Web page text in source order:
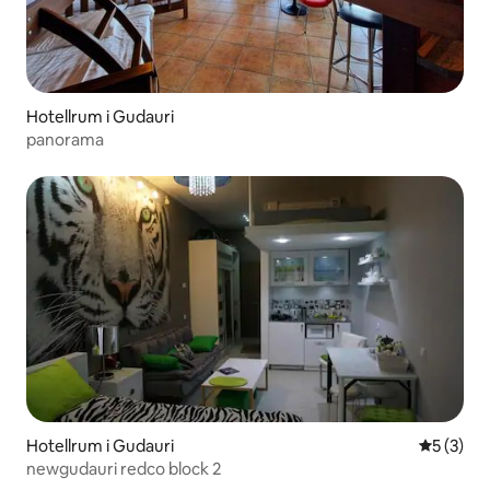
Hotellrum i Gudauri
panorama
Hotellrum i Gudauri 5 av 5 i
5 (3)
newgudauri redco block 2